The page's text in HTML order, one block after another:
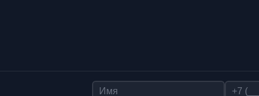
Имя Телефон